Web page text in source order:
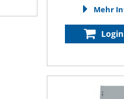
Mehr